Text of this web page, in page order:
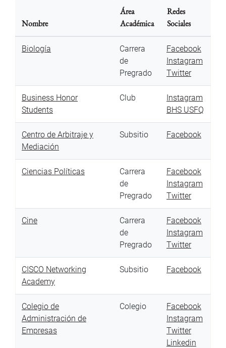
Nombre
Área
Académica
Redes
Sociales
Biología
Carrera
de
Pregrado
Facebook
Instagram
Twitter
Business Honor
Students
Club
Instagram
BHS USFQ
Centro de Arbitraje y
Mediación
Subsitio Facebook
Ciencias Políticas
Carrera
de
Pregrado
Facebook
Instagram
Twitter
Cine
Carrera
de
Pregrado
Facebook
Instagram
Twitter
CISCO Networking
Academy
Subsitio Facebook
Colegio de
Administración de
Empresas
Colegio
Facebook
Instagram
Twitter
Linkedin